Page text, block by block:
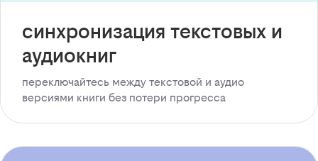
синхронизация текстовых и
аудиокниг
переключайтесь между текстовой и аудио
версиями книги без потери прогресса